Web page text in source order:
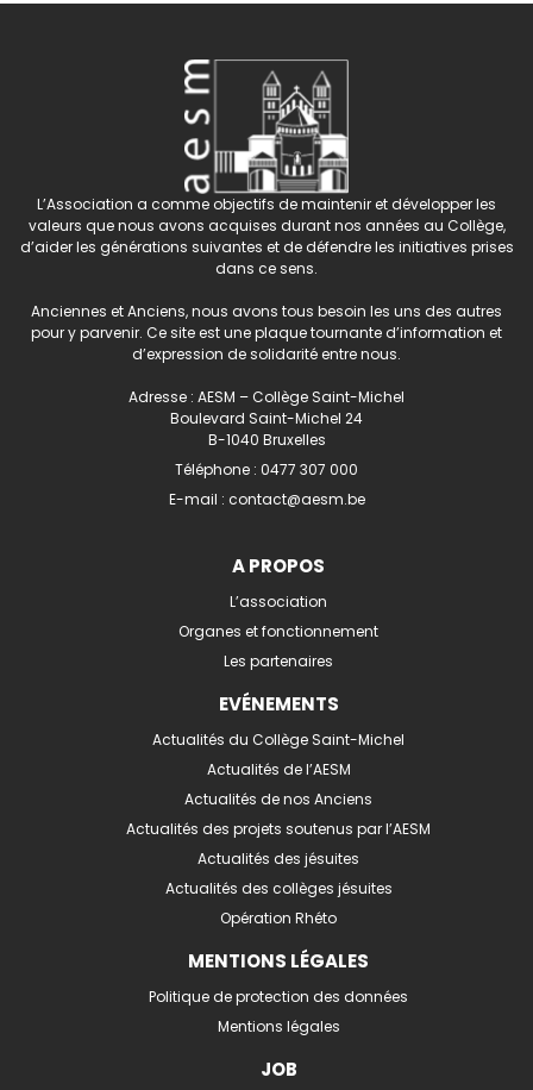
L’Association a comme objectifs de maintenir et développer les
valeurs que nous avons acquises durant nos années au Collège,
d’aider les générations suivantes et de défendre les initiatives prises
dans ce sens.
Anciennes et Anciens, nous avons tous besoin les uns des autres
pour y parvenir. Ce site est une plaque tournante d’information et
d’expression de solidarité entre nous.
Adresse : AESM – Collège Saint-Michel
Boulevard Saint-Michel 24
B-1040 Bruxelles
Téléphone : 0477 307 000
E-mail : contact@aesm.be
A PROPOS
L’association
Organes et fonctionnement
Les partenaires
EVÉNEMENTS
Actualités du Collège Saint-Michel
Actualités de l’AESM
Actualités de nos Anciens
Actualités des projets soutenus par l’AESM
Actualités des jésuites
Actualités des collèges jésuites
Opération Rhéto
MENTIONS LÉGALES
Politique de protection des données
Mentions légales
JOB